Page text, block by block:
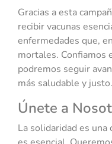
Gracias a esta
recibir vacunas
enfermedades que,
mortales. Confiamos
podremos seguir
más saludable y justo.
Únete a
La solidaridad es una